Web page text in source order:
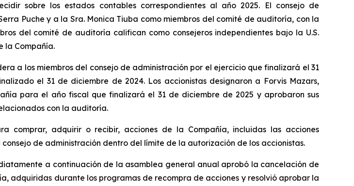
sobre los estados contables correspondientes al año 2025. El consejo de
Puche y a la Sra. Monica Tiuba como miembros del comité de auditoría, con la
del comité de auditoría califican como consejeros independientes bajo la U.S.
la Compañía.
a los miembros del consejo de administración por el ejercicio que finalizará el 31
el 31 de diciembre de 2024. Los accionistas designaron a Forvis Mazars,
para el año fiscal que finalizará el 31 de diciembre de 2025 y aprobaron sus
con la auditoría.
comprar, adquirir o recibir, acciones de la Compañía, incluidas las acciones
de administración dentro del límite de la autorización de los accionistas.
a continuación de la asamblea general anual aprobó la cancelación de
adquiridas durante los programas de recompra de acciones y resolvió aprobar la